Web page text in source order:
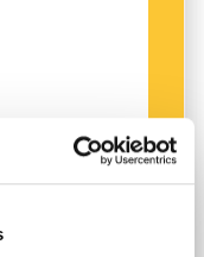
alltså
kan säga att
fler